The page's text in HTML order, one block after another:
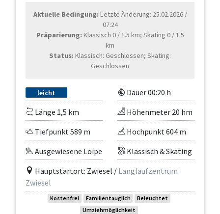
Aktuelle Bedingung: Letzte Änderung: 25.02.2026 /
07:24
Präparierung: Klassisch 0 / 1.5 km; Skating 0 / 1.5
km
Status: Klassisch: Geschlossen; Skating:
Geschlossen
leicht
Dauer 00:20 h
Länge 1,5 km
Höhenmeter 20 hm
Tiefpunkt 589 m
Hochpunkt 604 m
Ausgewiesene Loipe
Klassisch & Skating
Hauptstartort: Zwiesel / Langlaufzentrum
Zwiesel
Kostenfrei Familientauglich
Beleuchtet
Umziehmöglichkeit